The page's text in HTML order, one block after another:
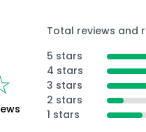
Total reviews and
5 stars
4 stars
3 stars
2 stars
1 stars